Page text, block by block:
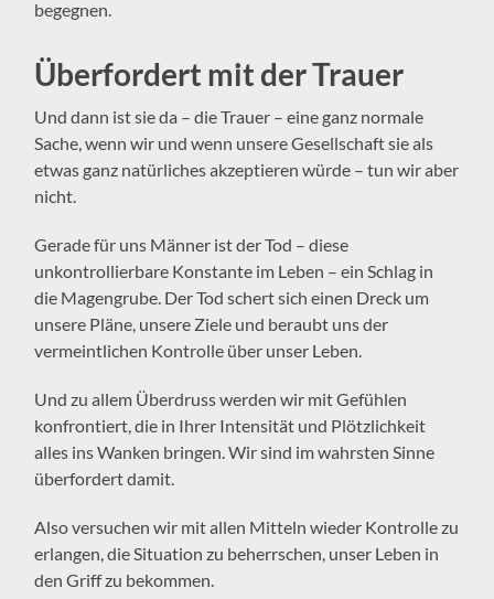
begegnen.
Überfordert mit der Trauer
Und dann ist sie da – die Trauer – eine ganz normale
Sache, wenn wir und wenn unsere Gesellschaft sie als
etwas ganz natürliches akzeptieren würde – tun wir aber
nicht.
Gerade für uns Männer ist der Tod – diese
unkontrollierbare Konstante im Leben – ein Schlag in
die Magengrube. Der Tod schert sich einen Dreck um
unsere Pläne, unsere Ziele und beraubt uns der
vermeintlichen Kontrolle über unser Leben.
Und zu allem Überdruss werden wir mit Gefühlen
konfrontiert, die in Ihrer Intensität und Plötzlichkeit
alles ins Wanken bringen. Wir sind im wahrsten Sinne
überfordert damit.
Also versuchen wir mit allen Mitteln wieder Kontrolle zu
erlangen, die Situation zu beherrschen, unser Leben in
den Griff zu bekommen.